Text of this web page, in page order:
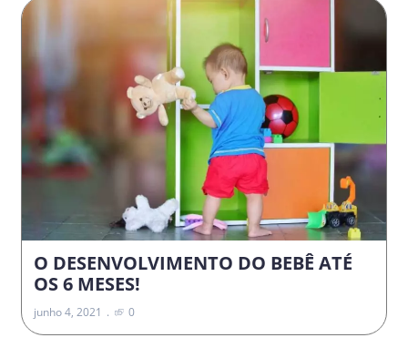
O DESENVOLVIMENTO DO BEBÊ ATÉ
OS 6 MESES!
junho 4, 2021 0